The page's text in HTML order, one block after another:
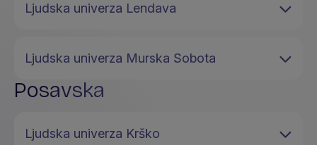
Ljudska univerza Lendava
Ljudska univerza Murska Sobota
Posavska
Ljudska univerza Krško